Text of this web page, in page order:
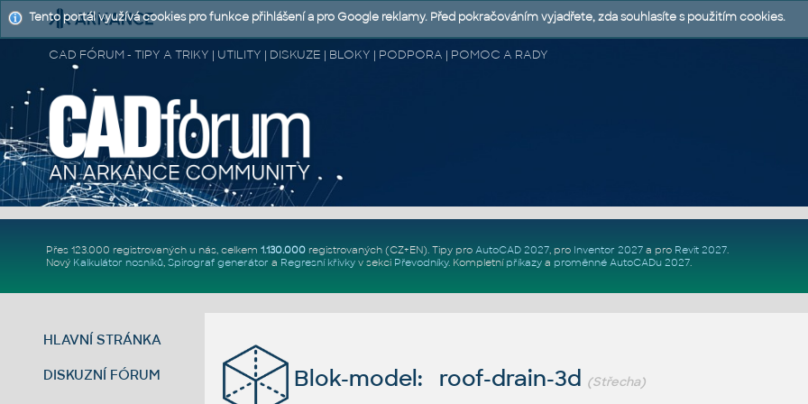
CAD FÓRUM - TIPY A TRIKY | UTILITY | DISKUZE | BLOKY | PODPORA | POMOC A RADY
Přes 123.000 registrovaných u nás, celkem 1.130.000registrovaných (CZ+EN). Tipy pro AutoCAD 2027, pro Inventor 2027a pro Revit 2027.
Nový Kalkulátor nosníků, Spirograf generátor a Regresní křivkyv sekci Převodníky. Kompletní příkazya proměnné AutoCADu 2027.
HLAVNÍ STRÁNKA
DISKUZNÍ FÓRUM Blok-model: roof-drain-3d (Střecha)
Tento portál využívá cookies pro funkce přihlášení a pro Google reklamy. Před pokračováním vyjadřete, zda souhlasíte s použitím cookies.